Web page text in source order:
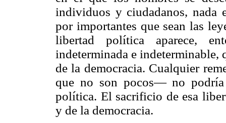
individuos y ciudadanos, nada
por importantes que sean las
libertad política aparece,
indeterminada e
de la democracia. Cualquier
que no son pocos— no
política. El sacrificio de esa
y de la democracia.